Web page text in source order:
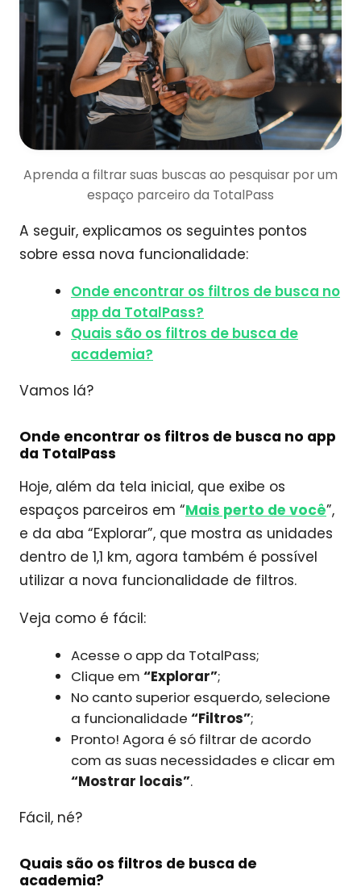
Aprenda a filtrar suas buscas ao pesquisar por um
espaço parceiro da TotalPass
A seguir, explicamos os seguintes pontos
sobre essa nova funcionalidade:
Onde encontrar os filtros de busca no
app da TotalPass?
Quais são os filtros de busca de
academia?
Vamos lá?
Onde encontrar os filtros de busca no app
da TotalPass
Hoje, além da tela inicial, que exibe os
espaços parceiros em “Mais perto de você”,
e da aba “Explorar”, que mostra as unidades
dentro de 1,1 km, agora também é possível
utilizar a nova funcionalidade de filtros.
Veja como é fácil:
Acesse o app da TotalPass;
Clique em “Explorar”;
No canto superior esquerdo, selecione
a funcionalidade “Filtros”;
Pronto! Agora é só filtrar de acordo
com as suas necessidades e clicar em
“Mostrar locais”.
Fácil, né?
Quais são os filtros de busca de
academia?